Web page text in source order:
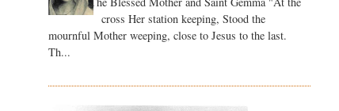
cross Her station keeping, Stood the
mournful Mother weeping, close to Jesus to the last.
Th...